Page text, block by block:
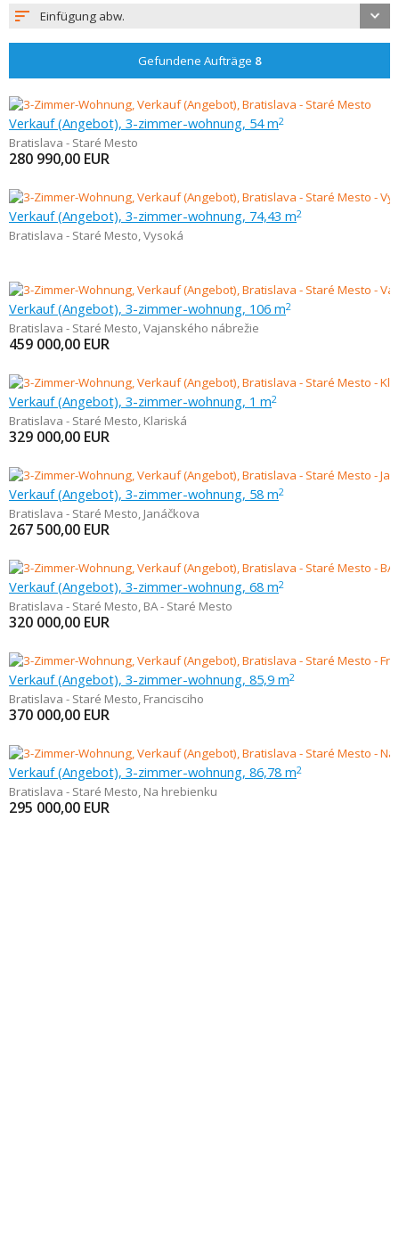
Einfügung abw.
Gefundene Aufträge 8
Verkauf (Angebot), 3-zimmer-wohnung, 54 m2
Bratislava - Staré Mesto
280 990,00 EUR
Verkauf (Angebot), 3-zimmer-wohnung, 74,43 m2
Bratislava - Staré Mesto,Vysoká
Verkauf (Angebot), 3-zimmer-wohnung, 106 m2
Bratislava - Staré Mesto,Vajanského nábrežie
459 000,00 EUR
Verkauf (Angebot), 3-zimmer-wohnung, 1 m2
Bratislava - Staré Mesto, Klariská
329 000,00 EUR
Verkauf (Angebot), 3-zimmer-wohnung, 58 m2
Bratislava - Staré Mesto, Janáčkova
267 500,00 EUR
Verkauf (Angebot), 3-zimmer-wohnung, 68 m2
Bratislava - Staré Mesto, BA - Staré Mesto
320 000,00 EUR
Verkauf (Angebot), 3-zimmer-wohnung, 85,9 m2
Bratislava - Staré Mesto, Francisciho
370 000,00 EUR
Verkauf (Angebot), 3-zimmer-wohnung, 86,78 m2
Bratislava - Staré Mesto, Na hrebienku
295 000,00 EUR